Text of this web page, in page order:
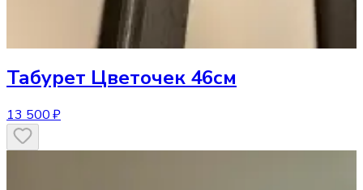
Табурет Цветочек 46см
13 500 ₽